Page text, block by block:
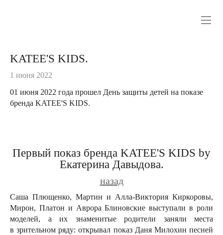
KATEE'S KIDS.
1 июня 2022
01 июня 2022 года прошел День защиты детей на показе
бренда KATEE'S KIDS.
Первый показ бренда KATEE'S KIDS by
Екатерина Давыдова.
назад
Саша Плющенко, Мартин и Алла-Виктория Киркоровы,
Мирон, Платон и Аврора Блиновские выступали в роли
моделей, а их знаменитые родители заняли места
в зрительном ряду: открывал показ Даня Милохин песней